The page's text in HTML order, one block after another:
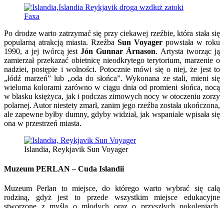
Po drodze warto zatrzymać się przy ciekawej rzeźbie, która stała się
popularną atrakcją miasta. Rzeźba Sun Voyager powstała w roku
1990, a jej twórcą jest Jón Gunnar Árnason. Artysta tworząc ją
zamierzał przekazać obietnicę nieodkrytego terytorium, marzenie o
nadziei, postępie i wolności. Potocznie mówi się o niej, że jest to
„łódź marzeń” lub „oda do słońca”. Wykonana ze stali, mieni się
wieloma kolorami zarówno w ciągu dnia od promieni słońca, nocą
w blasku księżyca, jak i podczas zimowych nocy w otoczeniu zorzy
polarnej. Autor niestety zmarł, zanim jego rzeźba została ukończona,
ale zapewne byłby dumny, gdyby widział, jak wspaniale wpisała się
ona w przestrzeń miasta.
Islandia, Reykjavik Sun Voyager
Muzeum PERLAN – Cuda Islandii
Muzeum Perlan to miejsce, do którego warto wybrać się całą
rodziną, gdyż jest to przede wszystkim miejsce edukacyjne
stworzone z myślą o młodych oraz o przyszłych pokoleniach.